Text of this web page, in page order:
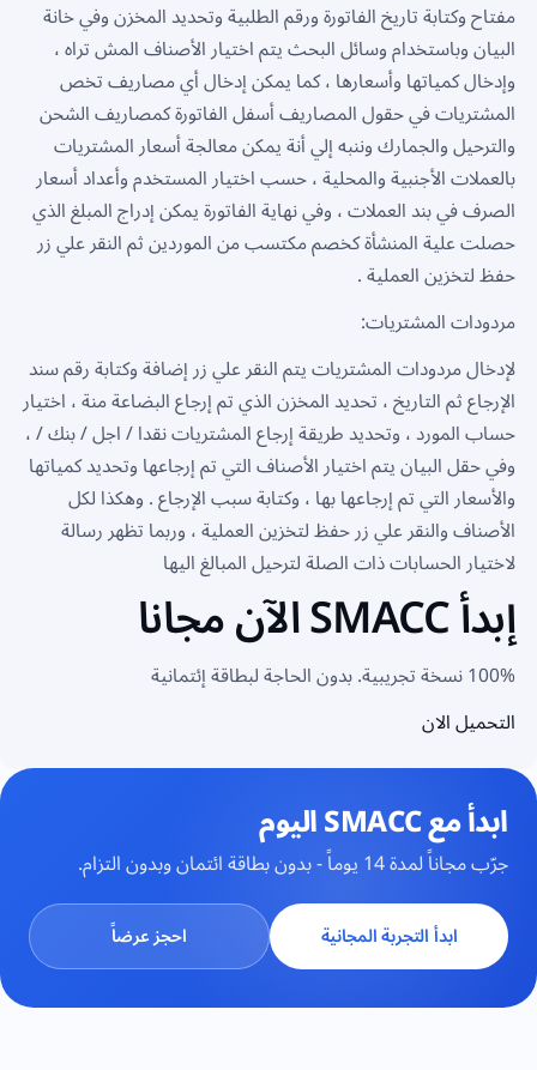
مفتاح وكتابة تاريخ الفاتورة ورقم الطلبية وتحديد المخزن وفي خانة
البيان وباستخدام وسائل البحث يتم اختيار الأصناف المش تراه ،
وإدخال كمياتها وأسعارها ، كما يمكن إدخال أي مصاريف تخص
المشتريات في حقول المصاريف أسفل الفاتورة كمصاريف الشحن
والترحيل والجمارك وننبه إلي أنة يمكن معالجة أسعار المشتريات
بالعملات الأجنبية والمحلية ، حسب اختيار المستخدم وأعداد أسعار
الصرف في بند العملات ، وفي نهاية الفاتورة يمكن إدراج المبلغ الذي
حصلت علية المنشأة كخصم مكتسب من الموردين ثم النقر علي زر
حفظ لتخزين العملية .
مردودات المشتريات:
لإدخال مردودات المشتريات يتم النقر علي زر إضافة وكتابة رقم سند
الإرجاع ثم التاريخ ، تحديد المخزن الذي تم إرجاع البضاعة منة ، اختيار
حساب المورد ، وتحديد طريقة إرجاع المشتريات نقدا / اجل / بنك / ،
وفي حقل البيان يتم اختيار الأصناف التي تم إرجاعها وتحديد كمياتها
والأسعار التي تم إرجاعها بها ، وكتابة سبب الإرجاع . وهكذا لكل
الأصناف والنقر علي زر حفظ لتخزين العملية ، وربما تظهر رسالة
لاختيار الحسابات ذات الصلة لترحيل المبالغ اليها
إبدأ SMACC الآن مجانا
100% نسخة تجريبية. بدون الحاجة لبطاقة إئتمانية
التحميل الان
ابدأ مع SMACC اليوم
جرّب مجاناً لمدة 14 يوماً - بدون بطاقة ائتمان وبدون التزام.
ابدأ التجربة المجانية احجز عرضاً